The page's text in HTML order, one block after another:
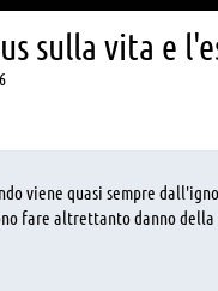
sulla vita e
viene quasi sempre
fare altrettanto danno